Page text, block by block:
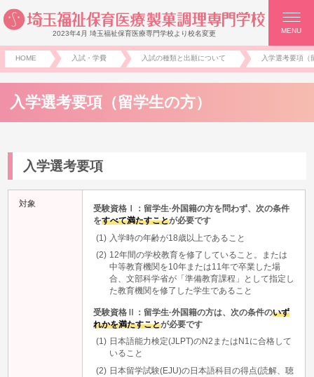
2023年4月 埼玉福祉保育医療専門学校より校名変更 MENU
HOME 入試・学費 入試の種類と出願について 入学選考要項（
入学選考要項（留学生の方）
入学選考要項
対象
受験資格Ⅰ：留学生·外国籍の方を問わず、次の条件
をすべて満たすことが必要です
入学時の年齢が18歳以上であること
12年間の学校教育を修了していること。または
中等教育機関を10年または11年で卒業した場
合、文部科学省が「準備教育課程」として指定し
た教育機関を修了した学生であること
受験資格Ⅱ：留学生·外国籍の方は、次の条件のいず
れかを満たすことが必要です
日本語能力検定(JLPT)のN2またはN1に合格して
いること
日本留学試験(EJU)の日本語科目の得点(読解、聴